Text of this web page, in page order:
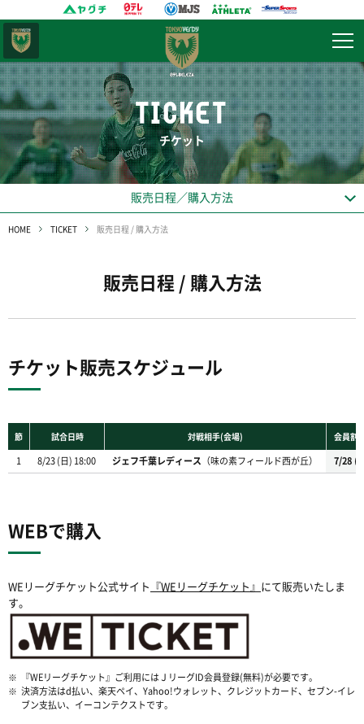
TICKET
チケット
販売日程／購入方法
HOME TICKET 販売日程 / 購入方法
販売日程 / 購入方法
チケット販売スケジュール
WEBで購入
WEリーグチケット公式サイト 『WEリーグチケット』 にて販売いたしま
す。
※
『WEリーグチケット』ご利用にはＪリーグID会員登録(無料)が必要です。
※ 決済方法はd払い、楽天ペイ、Yahoo!ウォレット、クレジットカード、セブン-イレ
ブン支払い、イーコンテクストです。